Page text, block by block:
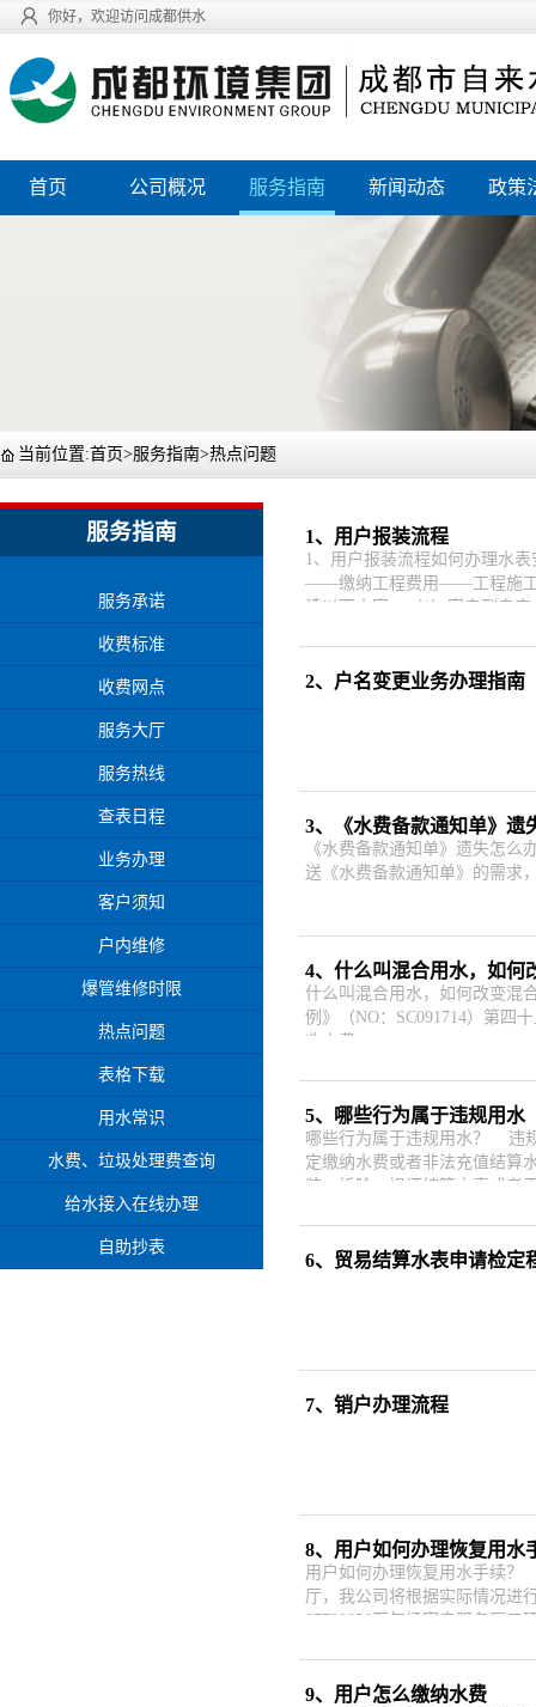
你好，欢迎访问成都供水
首页 公司概况 服务指南 新闻动态 政策
当前位置:首页>服务指南>热点问题
服务指南
服务承诺
收费标准
收费网点
服务大厅
服务热线
查表日程
业务办理
客户须知
户内维修
爆管维修时限
热点问题
表格下载
用水常识
水费、垃圾处理费查询
给水接入在线办理
自助抄表
1、用户报装流程
1、用户报装流程如何办理水
——缴纳工程费用——工程施
读以下内容：（1）客户到自
2、户名变更业务办理指南
3、《水费备款通知单》遗
《水费备款通知单》遗失怎
送《水费备款通知单》的需求
4、什么叫混合用水，如何
什么叫混合用水，如何改变混
例》（NO：SC091714）第四
收水费。
5、哪些行为属于违规用水
哪些行为属于违规用水？ 违
定缴纳水费或者非法充值结算
装、拆除、损坏结算水表或者
6、贸易结算水表申请检定
7、销户办理流程
8、用户如何办理恢复用水
用户如何办理恢复用水手续？
厅，我公司将根据实际情况进
87790856万年场客户服务厅二
9、用户怎么缴纳水费